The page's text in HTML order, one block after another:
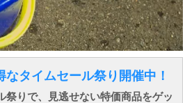
タイムセール祭り開催中！
祭りで、見逃せない特価商品をゲッ